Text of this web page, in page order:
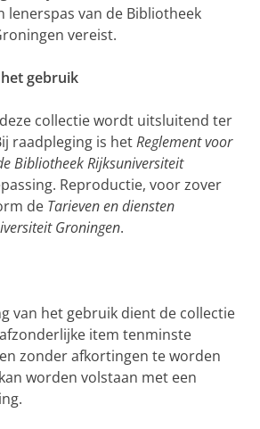
lenerspas van de Bibliotheek
vereist.
gebruik
collectie wordt uitsluitend ter
raadpleging is hetReglement voor
Bibliotheek Rijksuniversiteit
Reproductie, voor zover
de Tarieven en diensten
Groningen.
van het gebruik dient de collectie
item tenminste
zonder afkortingen te worden
worden volstaan met een